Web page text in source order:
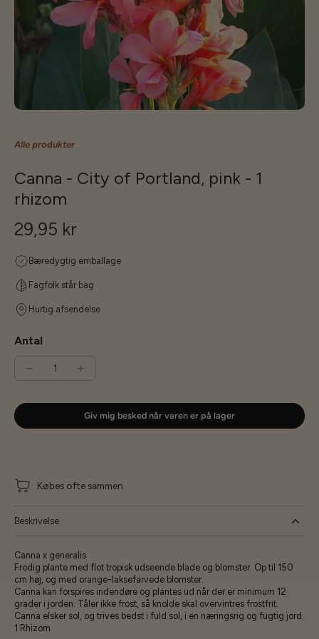
Alle produkter
Canna - City of Portland, pink - 1
rhizom
29,95 kr
Bæredygtig emballage
Fagfolk står bag
Hurtig afsendelse
Antal
Giv mig besked når varen er på lager
Købes ofte sammen
Beskrivelse
Canna x generalis
Frodig plante med flot tropisk udseende blade og blomster. Op til 150
cm høj, og med orange-laksefarvede blomster.
Canna kan forspires indendøre og plantes ud når der er minimum 12
grader i jorden. Tåler ikke frost, så knolde skal overvintres frostfrit.
Canna elsker sol, og trives bedst i fuld sol, i en næringsrig og fugtig jord.
1 Rhizom